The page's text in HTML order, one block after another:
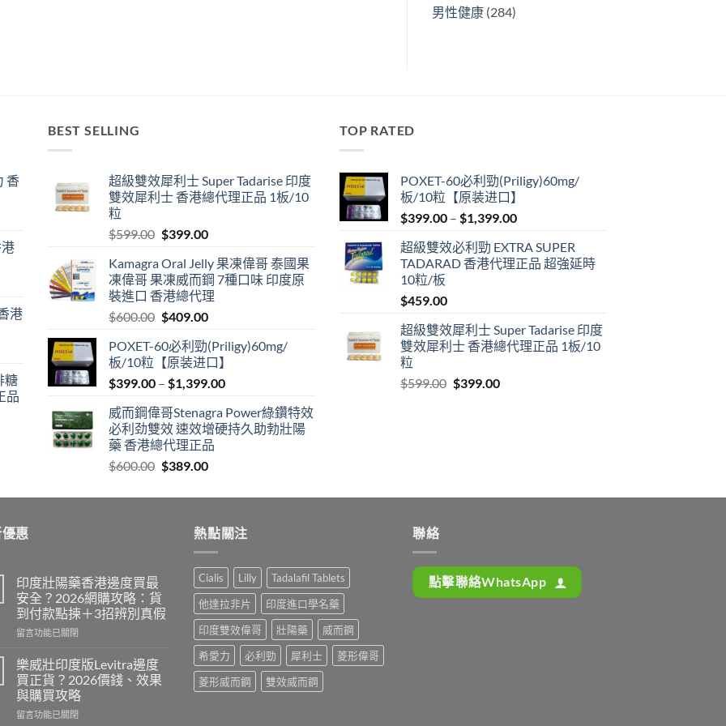
男性健康(284)
香
港
糖
品
BEST SELLING
超級雙效犀利士 Super Tadarise 印度
雙效犀利士 香港總代理正品 1板/10
粒
$599.00 Original
was:
$599.00.
$399.00Current
is:
$399.00.
Kamagra Oral Jelly 果凍偉哥 泰國果
凍偉哥 果凍威而鋼 7種口味 印度原
裝進口 香港總代理
$600.00 Original
was:
$600.00.
$409.00Current
is:
$409.00.
POXET-60必利勁(Priligy)60mg/
板/10粒【原装进口】
$399.00 – $1,399.00Price
$399.00
through
威而鋼偉哥Stenagra Power綠鑽特效
必利劲雙效 速效增硬持久助勃壯陽
藥 香港總代理正品
$600.00 Original
was:
$389.00Current
is:
TOP RATED
POXET-60必利勁(Priligy)60mg/
板/10粒【原装进口】
$399.00 – $1,399.00Price
$399.00
through
超級雙效必利勁 EXTRA SUPER
TADARAD 香港代理正品 超強延時
10粒/板
$459.00
超級雙效犀利士 Super Tadarise 印度
雙效犀利士 香港總代理正品 1板/10
粒
$599.00 Original
$399.00Current
惠
印度壯陽藥香港邊度買最
安全？2026網購攻略：貨
到付款點揀＋3招辨別真假
在
度
壯
陽
藥
香
留言功能已關閉
樂威壯印度版Levitra邊度
買正貨？2026價錢、效果
與購買攻略
在
留言功能已關閉
熱點關注
Cialis Lilly
Tadalafil Tablets
他達拉非片
印度進口學名藥
印度雙效偉哥
壯陽藥
威而鋼
希愛力
必利勁 犀利士
菱形偉哥
菱形威而鋼
雙效威而鋼
聯絡
點擊聯絡WhatsApp